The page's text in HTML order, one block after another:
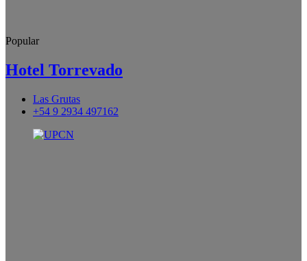
Popular
Hotel Torrevado
Las Grutas
+54 9 2934 497162